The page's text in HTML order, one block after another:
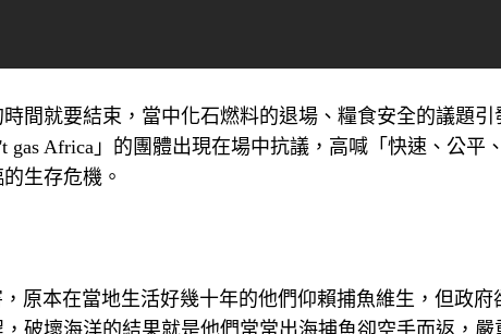
間就要結束，當中化石燃料的退場、糧食安全的議題引
Africa」的團體出現在場中抗議，高喊「快速、公平
生存危機。
原本在當地生活好幾十年的他們仰賴捕魚維生，但政府
破壞海洋的結果就是他們常常出海捕魚卻空手而返，嚴